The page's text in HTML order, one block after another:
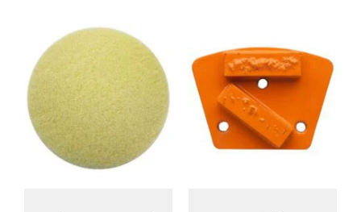
Angebot!
DETAILS
Angebot!
DETAILS